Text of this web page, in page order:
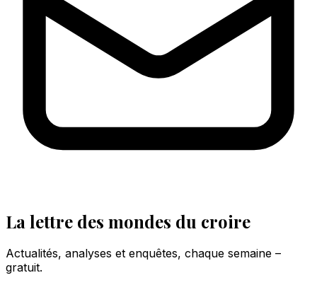
La lettre des mondes du croire
Actualités, analyses et enquêtes, chaque semaine –
gratuit.